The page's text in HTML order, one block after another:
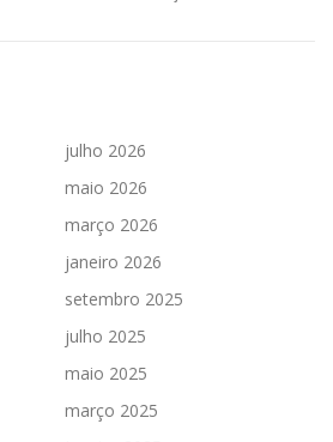
julho 2026
maio 2026
março 2026
janeiro 2026
setembro 2025
julho 2025
maio 2025
março 2025